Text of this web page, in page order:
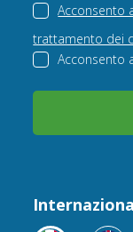
Acconsento
trattamento dei
Acconsento